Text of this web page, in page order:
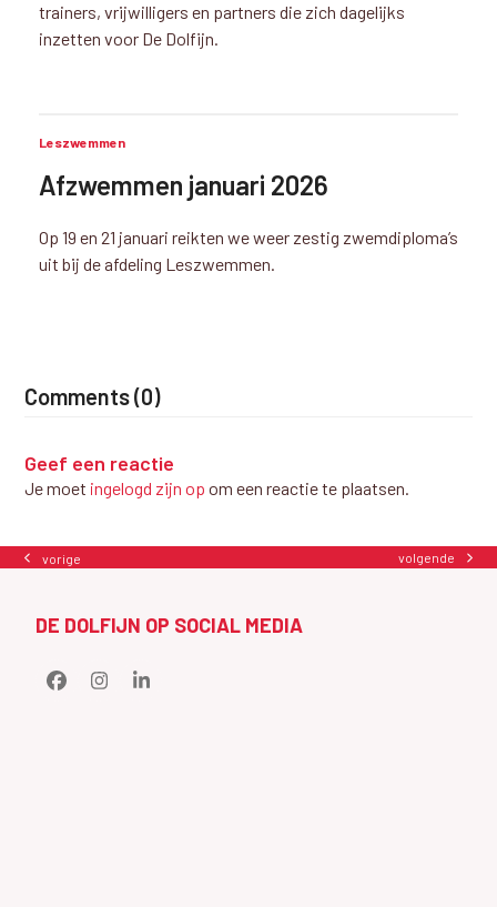
trainers, vrijwilligers en partners die zich dagelijks
inzetten voor De Dolfijn.
Leszwemmen
Afzwemmen januari 2026
Op 19 en 21 januari reikten we weer zestig zwemdiploma’s
uit bij de afdeling Leszwemmen.
Comments (0)
Geef een reactie
Je moet ingelogd zijn op om een reactie te plaatsen.
previous
vorige
next
volgende
DE DOLFIJN OP SOCIAL MEDIA
FacebookInstagramLinkedIn